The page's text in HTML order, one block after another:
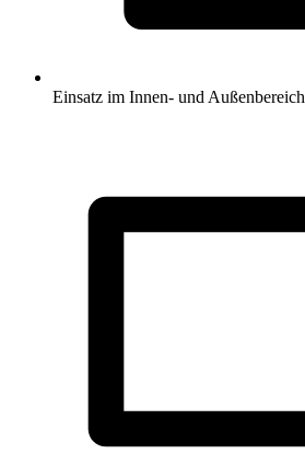
Einsatz im Innen- und Außenbereich